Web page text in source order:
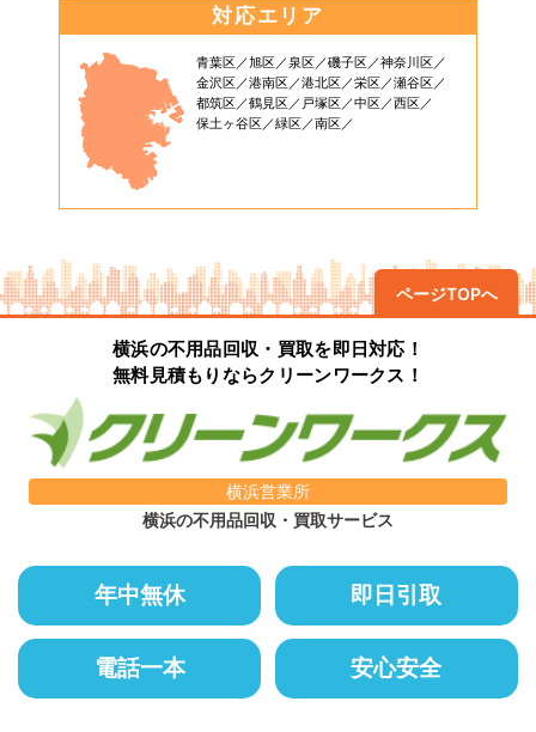
対応エリア
青葉区 旭区 泉区 磯子区
神奈川区
金沢区
港南区 港北区 栄区
瀬谷区
都筑区
鶴見区 戸塚区 中区
西区
保土ヶ谷区
緑区 南区
ページTOPへ
横浜の不用品回収・買取を即日対応！
無料見積もりならクリーンワークス！
横浜営業所
横浜の不用品回収・買取サービス
年中無休 即日引取
電話一本 安心安全